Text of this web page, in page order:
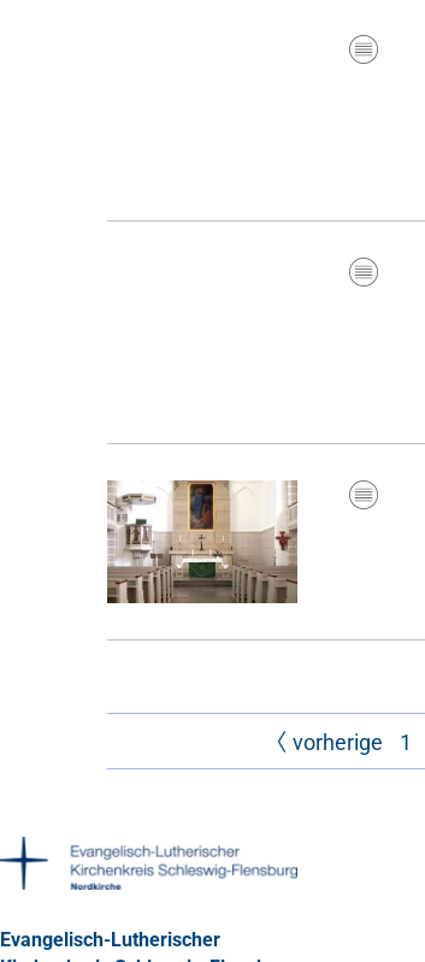
vorherige 1
Evangelisch-Lutherischer